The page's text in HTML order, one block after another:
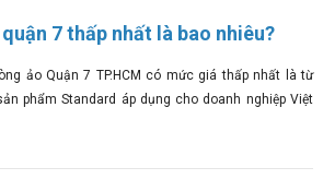
7 thấp nhất là bao nhiêu?
ảo Quận 7 TP.HCM có mức giá thấp nhất là từ
phẩm Standard áp dụng cho doanh nghiệp Việt